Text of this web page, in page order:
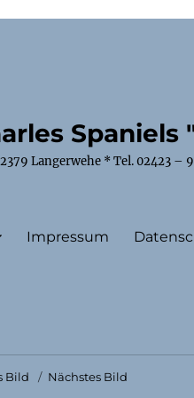
Langerwehe * Tel. 02423 –
Impressum
Bild Nächstes Bild